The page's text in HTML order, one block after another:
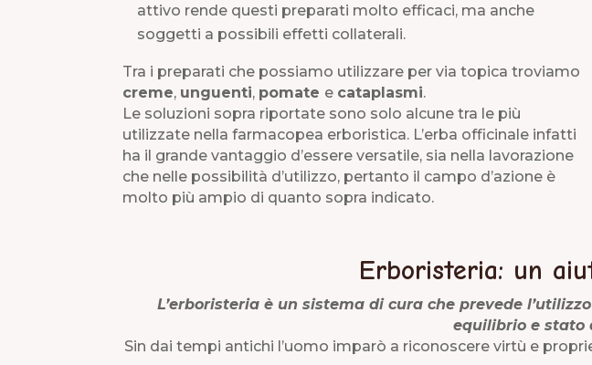
attivo rende questi preparati molto efficaci, ma anche
soggetti a possibili effetti collaterali.
Tra i preparati che possiamo utilizzare per via topica troviamo
creme, unguenti, pomate e cataplasmi.
Le soluzioni sopra riportate sono solo alcune tra le più
utilizzate nella farmacopea erboristica. L’erba officinale infatti
ha il grande vantaggio d’essere versatile, sia nella lavorazione
che nelle possibilità d’utilizzo, pertanto il campo d’azione è
molto più ampio di quanto sopra indicato.
Erboristeria: un
L’erboristeria è un sistema di cura che prevede
equilibrio e stato
Sin dai tempi antichi l’uomo imparò a riconoscere virtù e